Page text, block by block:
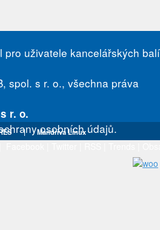
pro uživatele kancelářských
spol. s r. o., všechna práva
r. o.
osobních údajů.
| Mandriva Linux